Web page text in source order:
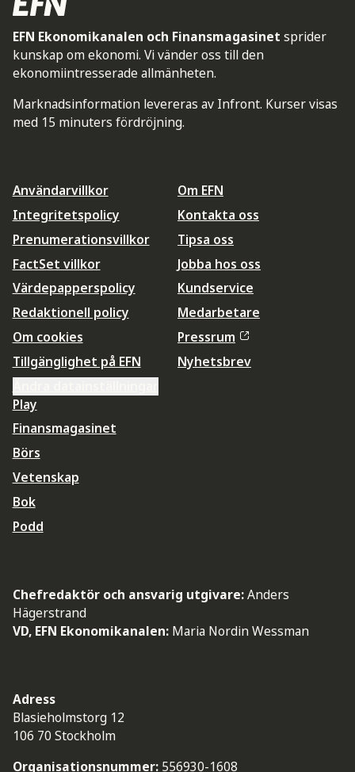
EFN Ekonomikanalen och Finansmagasinet sprider
kunskap om ekonomi. Vi vänder oss till den
ekonomiintresserade allmänheten.
Marknadsinformation levereras av Infront. Kurser visas
med 15 minuters fördröjning.
Användarvillkor
Integritetspolicy
Prenumerationsvillkor
FactSet villkor
Värdepapperspolicy
Redaktionell policy
Om cookies
Tillgänglighet på EFN
Om EFN
Kontakta oss
Tipsa oss
Jobba hos oss
Kundservice
Medarbetare
Pressrum
Nyhetsbrev
Play
Finansmagasinet
Börs
Vetenskap
Bok
Podd
Chefredaktör och ansvarig utgivare: Anders
Hägerstrand
VD, EFN Ekonomikanalen: Maria Nordin Wessman
Adress
Blasieholmstorg 12
106 70 Stockholm
Organisationsnummer: 556930-1608